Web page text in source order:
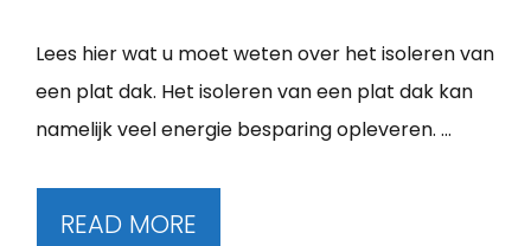
Lees hier wat u moet weten over het isoleren van
een plat dak. Het isoleren van een plat dak kan
namelijk veel energie besparing opleveren. …
READ MORE